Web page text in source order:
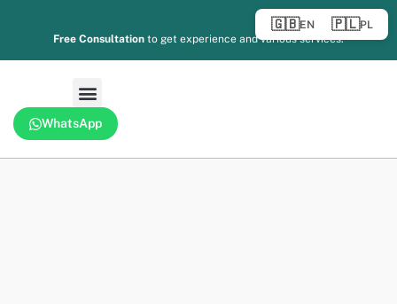
Free Consultation to get experience and various services.
WhatsApp
🇬🇧EN 🇵🇱PL